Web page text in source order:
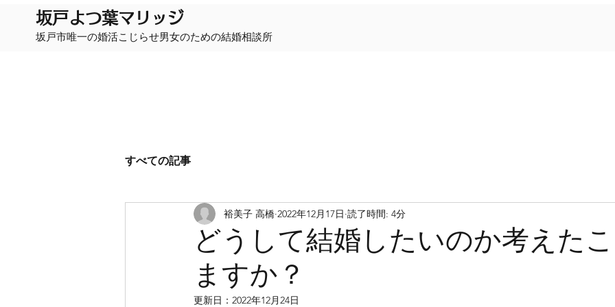
​坂戸よつ葉マリッジ
坂戸市唯一の婚活こじらせ男女のための結婚相談所
すべての記事
どうして結婚したいのか考えた
ますか？
裕美子 高橋 2022年12月17日 読了時間: 4分
更新日： 2022年12月24日